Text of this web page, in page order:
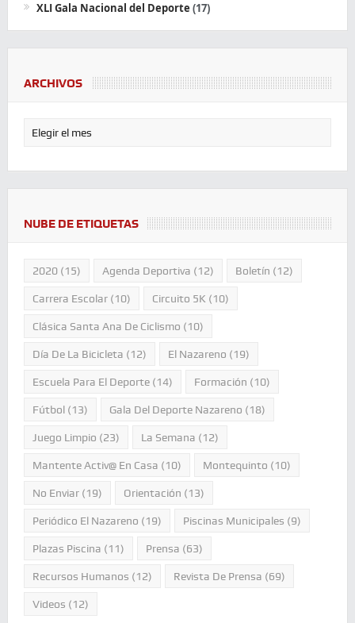
XLI Gala Nacional del Deporte (17)
ARCHIVOS
NUBE DE ETIQUETAS
2020(15) Agenda Deportiva (12) Boletín (12)
Carrera Escolar(10) Circuito 5K(10)
Clásica Santa Ana De Ciclismo (10)
Día De La Bicicleta (12) El Nazareno (19)
Escuela Para El Deporte(14) Formación (10)
Fútbol(13) Gala Del Deporte Nazareno (18)
Juego Limpio (23) La Semana (12)
Mantente Activ@ En Casa (10) Montequinto (10)
No Enviar(19) Orientación (13)
Periódico El Nazareno (19) Piscinas Municipales (9)
Plazas Piscina (11) Prensa (63)
Recursos Humanos (12) Revista De Prensa (69)
Videos (12)